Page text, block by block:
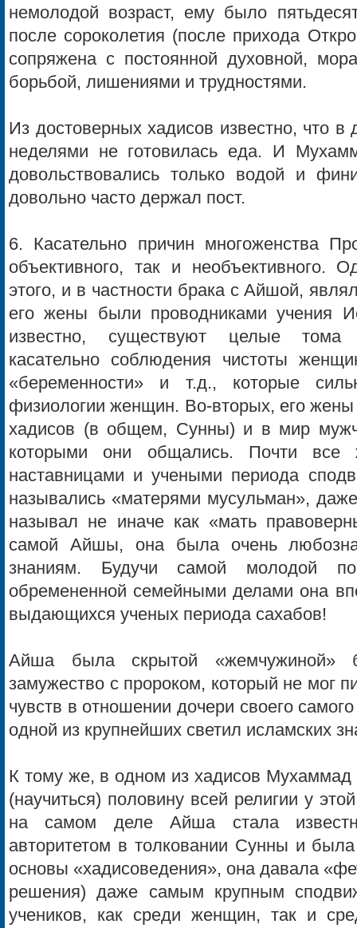
немолодой возраст, ему было
после сороколетия (после прихода
сопряжена с постоянной духовной,
борьбой, лишениями и трудностями.
Из достоверных хадисов известно, что
неделями не готовилась еда. И
довольствовались только водой и
довольно часто держал пост.
6. Касательно причин многоженства
объективного, так и необъективного.
этого, и в частности брака с Айшой,
его жены были проводниками учения
известно, существуют целые тома
касательно соблюдения чистоты
«беременности» и т.д., которые
физиологии женщин. Во-вторых, его
хадисов (в общем, Сунны) и в мир
которыми они общались. Почти все
наставницами и учеными периода
назывались «матерями мусульман»,
называл не иначе как «мать
самой Айшы, она была очень
знаниям. Будучи самой молодой
обремененной семейными делами она
выдающихся ученых периода сахабов!
Айша была скрытой «жемчужиной»
замужество с пророком, который не мог
чувств в отношении дочери своего
одной из крупнейших светил исламских
К тому же, в одном из хадисов
(научиться) половину всей религии у
на самом деле Айша стала
авторитетом в толковании Сунны и
основы «хадисоведения», она давала
решения) даже самым крупным
учеников, как среди женщин, так и